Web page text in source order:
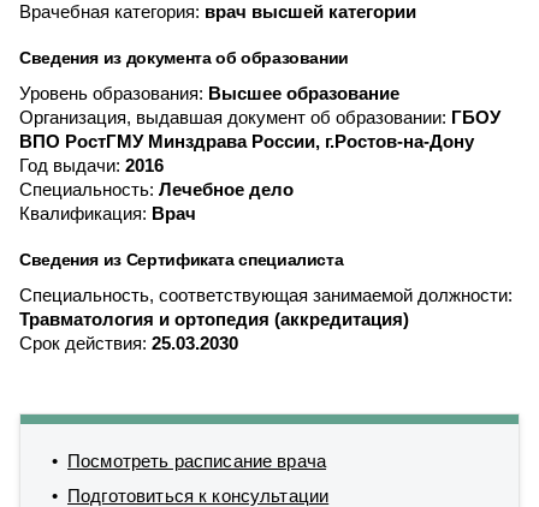
Врачебная категория: врач высшей категории
Сведения из документа об образовании
Уровень образования: Высшее образование
Организация, выдавшая документ об образовании: ГБОУ
ВПО РостГМУ Минздрава России, г.Ростов-на-Дону
Год выдачи: 2016
Специальность: Лечебное дело
Квалификация: Врач
Сведения из Сертификата специалиста
Специальность, соответствующая занимаемой должности:
Травматология и ортопедия (аккредитация)
Срок действия: 25.03.2030
Посмотреть расписание врача
Подготовиться к консультации